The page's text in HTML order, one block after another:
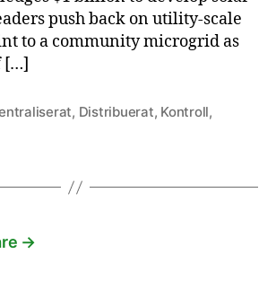
push back on utility-scale
to a community microgrid as
[…]
, Distribuerat, Kontroll,
→